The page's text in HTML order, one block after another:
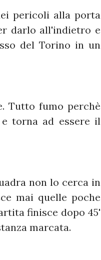
pericoli alla porta
darlo all'indietro e
del Torino in un
Tutto fumo perchè
torna ad essere il
non lo cerca in
mai quelle poche
finisce dopo 45'
marcata.